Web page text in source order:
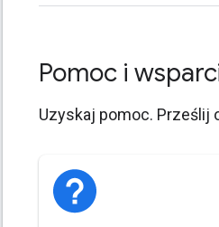
Pomoc i
Uzyskaj pomoc. Prześlij